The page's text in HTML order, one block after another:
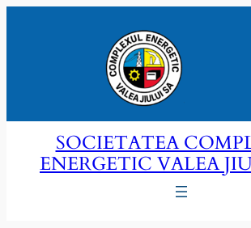
SOCIETATEA
ENERGETIC VALEA